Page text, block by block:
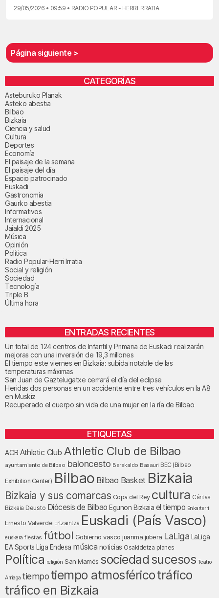
29/05/2026 • 09:59 • RADIO POPULAR - HERRI IRRATIA
Página siguiente >
CATEGORÍAS
Asteburuko Planak
Asteko abestia
Bilbao
Bizkaia
Ciencia y salud
Cultura
Deportes
Economía
El paisaje de la semana
El paisaje del día
Espacio patrocinado
Euskadi
Gastronomía
Gaurko abestia
Informativos
Internacional
Jaialdi 2025
Música
Opinión
Política
Radio Popular-Herri Irratia
Social y religión
Sociedad
Tecnología
Triple B
Última hora
ENTRADAS RECIENTES
Un total de 124 centros de Infantil y Primaria de Euskadi realizarán
mejoras con una inversión de 19,3 millones
El tiempo este viernes en Bizkaia: subida notable de las
temperaturas máximas
San Juan de Gaztelugatxe cerrará el día del eclipse
Heridas dos personas en un accidente entre tres vehículos en la A8
en Muskiz
Recuperado el cuerpo sin vida de una mujer en la ría de Bilbao
ETIQUETAS
ACB Athletic Club Athletic Club de Bilbao
ayuntamiento de Bilbao baloncesto Barakaldo Basauri BEC (Bilbao
Exhibition Center) Bilbao Bilbao Basket Bizkaia
Bizkaia y sus comarcas Copa del Rey cultura Cáritas
Bizkaia Deusto Diócesis de Bilbao Egunon Bizkaia el tiempo Enkarterri
Ernesto Valverde Ertzaintza Euskadi (País Vasco)
euskera fiestas fútbol Gobierno vasco juanma jubera LaLiga LaLiga
EA Sports
Liga Endesa música noticias Osakidetza planes
Política religión San Mamés sociedad sucesos Teatro
Arriaga tiempo tiempo atmosféricotráfico
tráfico en Bizkaia